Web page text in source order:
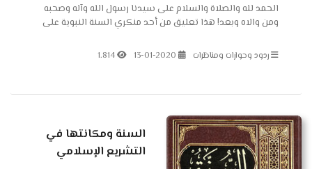
الحمد لله والصلاة والسلام على سيدنا رسول الله وآله وصحبه
ومن والاه وبعد! هذا تعليق من أحد منكري السنة النبوية على
ردود وحوارات ومناظرات 13-01-2020
1.814
السنة ومكانتها في
التشريع الإسلامي